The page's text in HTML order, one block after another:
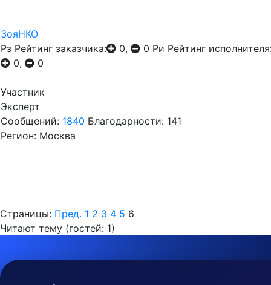
ЗояНКО
Рз Рейтинг заказчика: 0, 0 Ри Рейтинг
0,
0
Участник
Эксперт
Сообщений: 1840 Благодарности: 141
Регион: Москва
Страницы: Пред. 1 2 3 4 5 6
Читают тему (гостей: 1)